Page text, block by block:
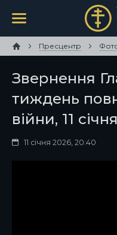
Пресцентр
Звернення
тиждень
війни, 11
11 січня 2026, 20:40